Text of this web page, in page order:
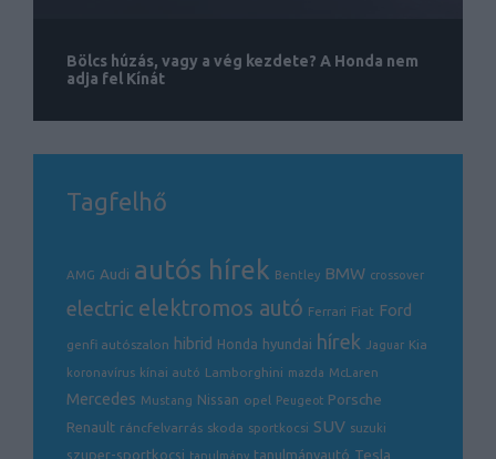
Bölcs húzás, vagy a vég kezdete? A Honda nem
adja fel Kínát
Tagfelhő
AMG Audi autós hírek Bentley BMW crossover
electric elektromos autó Ferrari Fiat Ford
genfi autószalon hibrid Honda hyundai hírek Jaguar Kia
koronavírus kínai autó Lamborghini mazda McLaren
Mercedes Mustang Nissan opel Peugeot Porsche
Renault ráncfelvarrás skoda sportkocsi SUV suzuki
szuper-sportkocsi tanulmány tanulmányautó Tesla